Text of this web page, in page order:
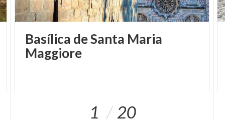
Basílica de Santa Maria
Maggiore
1 20